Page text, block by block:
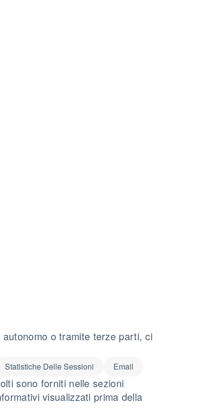
o tramite terze parti, ci
Statistiche Delle Sessioni Email
sono forniti nelle sezioni
visualizzati prima della